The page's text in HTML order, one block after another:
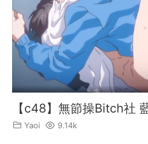
【c48】無節操Bitch社
Yaoi 9.14k